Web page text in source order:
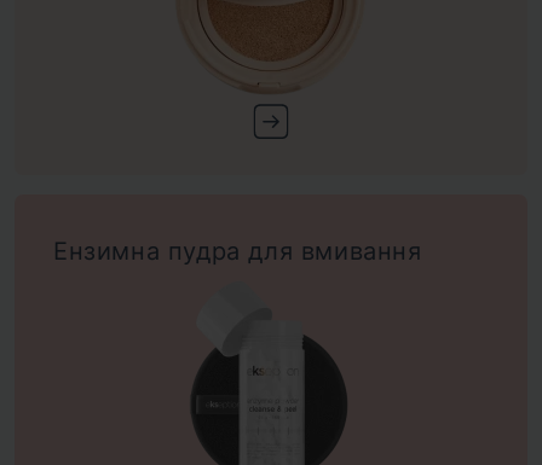
Ензимна пудра для вмивання